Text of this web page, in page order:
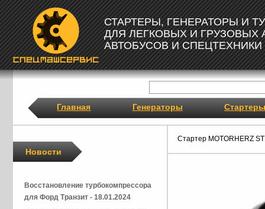
СТАРТЕРЫ, ГЕНЕРАТОРЫ И
ДЛЯ ЛЕГКОВЫХ И ГРУЗОВЫХ
АВТОБУСОВ И СПЕЦТЕХНИКИ
Главная Генераторы Стартеры
Стартер MOTORHERZ
Новости
Восстановление турбокомпрессора
для Форд Транзит - 18.01.2024